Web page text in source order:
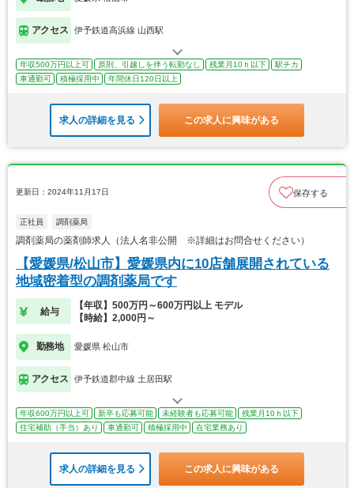
アクセス 伊予鉄道高浜線 山西駅
年収500万円以上可 原則、引越しを伴う転勤なし 残業月10ｈ以下
駅チカ
車通勤可
積極採用中 年間休日120日以上
求人の詳細を見る この求人に興味がある
更新日：2024年11月17日 保存する
正社員 調剤薬局
調剤薬局の薬剤師求人（法人名非公開 ※詳細はお問合せください）
【愛媛県/松山市】愛媛県内に10店舗展開されている
地域密着型の調剤薬局です
給与
【年収】500万円～600万円以上 モデル
【時給】2,000円～
勤務地 愛媛県 松山市
アクセス 伊予鉄道郡中線 土居田駅
年収600万円以上可 新卒も応募可能 未経験者も応募可能
残業月10ｈ以下
住宅補助（手当）あり
車通勤可 積極採用中 在宅業務あり
求人の詳細を見る この求人に興味がある